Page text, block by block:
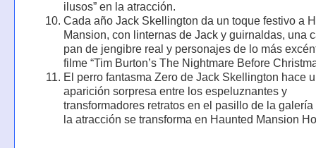
ilusos” en la atracción.
Cada año Jack Skellington da un toque festivo a
Mansion, con linternas de Jack y guirnaldas, una
pan de jengibre real y personajes de lo más
filme “Tim Burton’s The Nightmare Before
El perro fantasma Zero de Jack Skellington hace
aparición sorpresa entre los espeluznantes y
transformadores retratos en el pasillo de la
la atracción se transforma en Haunted Mansion